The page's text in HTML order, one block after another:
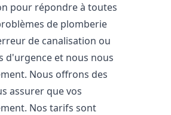
pour répondre à toutes
de plomberie
de canalisation ou
d'urgence et nous nous
Nous offrons des
assurer que vos
Nos tarifs sont